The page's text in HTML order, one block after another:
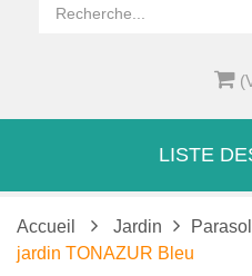
LISTE
Accueil Jardin
jardin TONAZUR Bleu